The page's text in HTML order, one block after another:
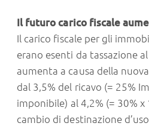
Il futuro carico fiscale
Il carico fiscale per gli
erano esenti da tassazione
aumenta a causa della
dal 3,5% del ricavo (= 25%
imponibile) al 4,2% (= 30% x
cambio di destinazione